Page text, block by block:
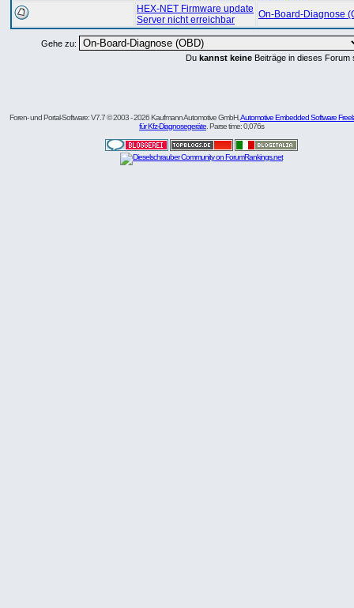
HEX-NET Firmware update
Server nicht erreichbar
On-Board-Diagnose
Gehe zu:
Du kannst keine Beiträge in dieses Forum
Foren- und Portal-Software: V7.7 © 2003 - 2026 Kaufmann Automotive GmbH,Automotive Embedded Software
für Kfz-Diagnosegeräte . Parse time: 0,076s